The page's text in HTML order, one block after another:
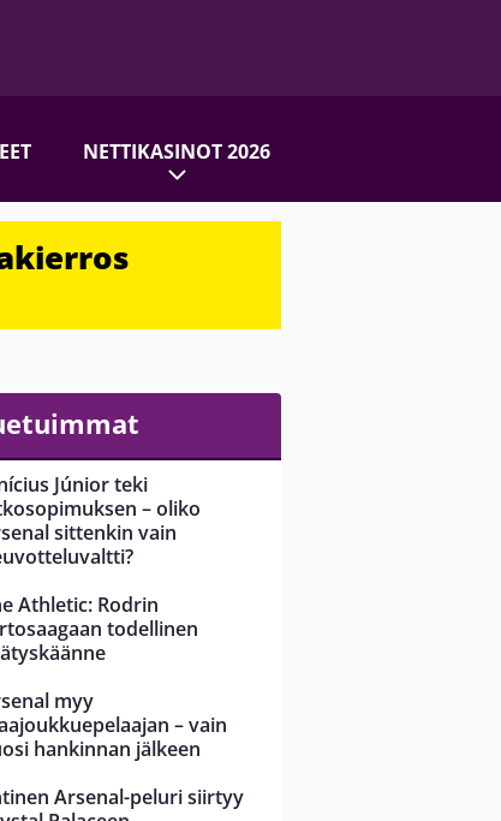
NETTIKASINOT 2026
Júnior teki
– oliko
sittenkin vain
Athletic: Rodrin
todellinen
myy
– vain
hankinnan jälkeen
Arsenal-peluri siirtyy